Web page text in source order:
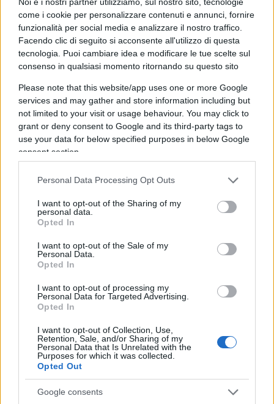
come i cookie per personalizzare contenuti e annunci, fornire
funzionalità per social media e analizzare il nostro traffico.
Facendo clic di seguito si acconsente all'utilizzo di questa
tecnologia. Puoi cambiare idea e modificare le tue scelte sul
consenso in qualsiasi momento ritornando su questo sito
Please note that this website/app uses one or more Google
services and may gather and store information including but
not limited to your visit or usage behaviour. You may click to
grant or deny consent to Google and its third-party tags to
use your data for below specified purposes in below Google
consent section.
Personal Data Processing Opt Outs
I want to opt-out of the Sharing of my
personal data.
Opted In
I want to opt-out of the Sale of my
Personal Data.
Opted In
I want to opt-out of processing my
Personal Data for Targeted Advertising.
Opted In
I want to opt-out of Collection, Use,
Retention, Sale, and/or Sharing of my
Personal Data that Is Unrelated with the
Purposes for which it was collected.
Opted Out
Google consents
compito d’italiano e poi, raccomandandosi con gli
studenti affinché non copino, partecipa loro gli
auguri personali del ministro, Lucia Azzolina, che,
stando alla notizia non smentita,avrebbe copiato
somigli più ad una commedia plautina o a una
scena di un film di Pierino o alla satira del
Bagaglino piuttosto che ad un esame di Stato? E
non vi sembra che la somiglianza o il
rispecchiamento che c’è tra cronaca scolastica e
commedia dell’arte sia l’esatta situazione in cui
Pierino e da Pierino al ministro?
Eppure, vi assicuro che
virgola anche se a viale Trastevere ci fosse la
reincarnazione di Francesco De Sanctis. Non è un
problema di ministro, ma di sistema. L’impianto
scolastico italiano è napoleonico e questa
tipologia di scuola è da molto tempo, ormai,
giunta al capolinea. I ministri non ne hanno colpa.
Ma il fatto che loro stessi non siano capaci di